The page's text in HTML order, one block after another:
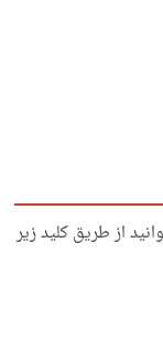
از طریق کلید زیر